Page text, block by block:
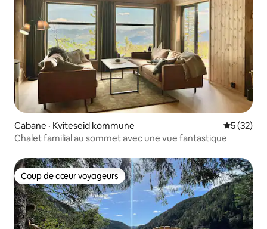
Cabane · Kviteseid kommune Note
5 (32)
Chalet familial au sommet avec une vue fantastique
Coup de cœur voyageurs
Coup de cœur voyageurs